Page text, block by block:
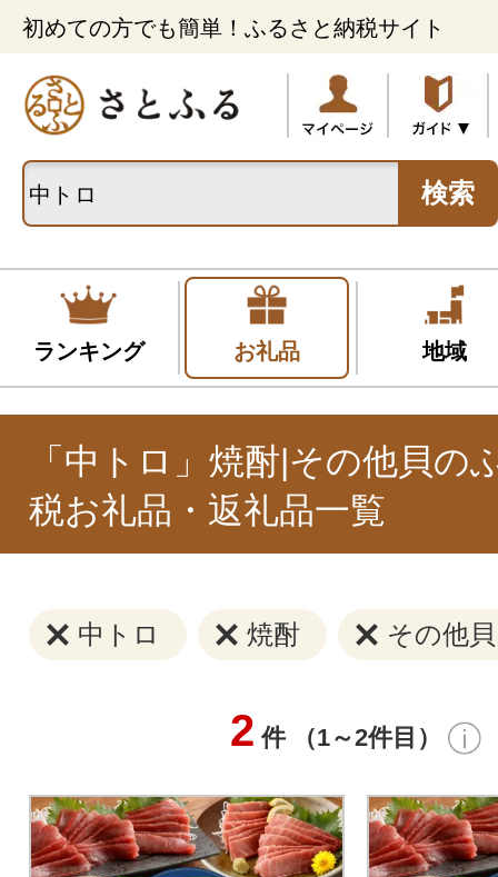
初めての方でも簡単！ふるさと納税サイト
検索
ランキング お礼品 地域
「中トロ」焼酎|その他貝の
税お礼品・返礼品一覧
中トロ 焼酎 その他貝
2 件 （1～2件目）